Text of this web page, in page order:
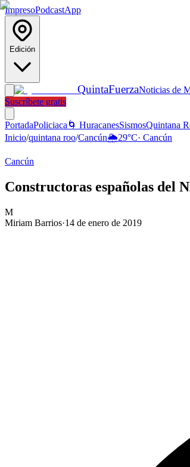
ImpresoPodcastApp
Edición
QuintaFuerzaNoticias de
Suscríbete gratis
PortadaPoliciaca 🌀 HuracanesSismosQuintana
Inicio/quintana roo/Cancún🌦️29°C· Cancún
Cancún
Constructoras españolas
M
Miriam Barrios·14 de enero de 2019